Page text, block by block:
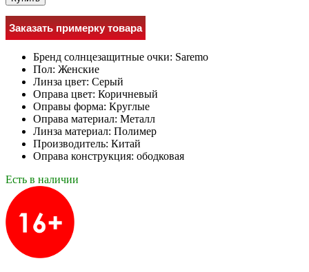
Заказать примерку товара
Бренд солнцезащитные очки: Saremo
Пол: Женские
Линза цвет: Серый
Оправа цвет: Коричневый
Оправы форма: Круглые
Оправа материал: Металл
Линза материал: Полимер
Производитель: Китай
Оправа конструкция: ободковая
Есть в наличии